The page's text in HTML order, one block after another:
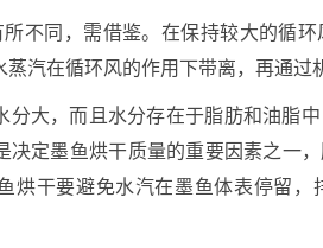
所不同，需借鉴。在保持较大的循
汽在循环风的作用下带离，再通过
分大，而且水分存在于脂肪和油脂
决定墨鱼烘干质量的重要因素之一
烘干要避免水汽在墨鱼体表停留